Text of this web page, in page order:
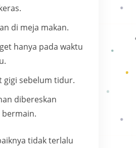
di meja makan.
hanya pada waktu
gigi sebelum tidur.
dibereskan
tidak terlalu